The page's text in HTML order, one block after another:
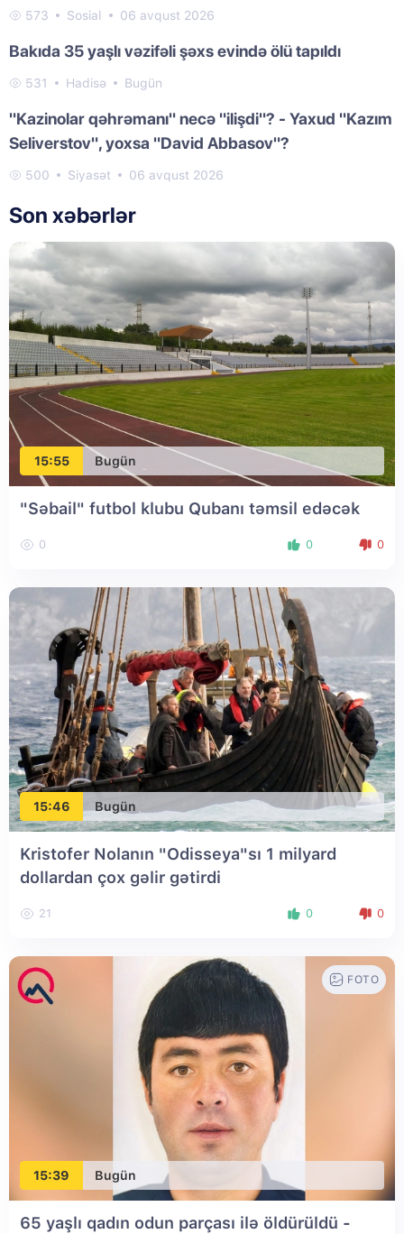
573 Sosial 06 avqust 2026
Bakıda 35 yaşlı vəzifəli şəxs evində ölü tapıldı
531 Hadisə Bugün
"Kazinolar qəhrəmanı" necə "ilişdi"? - Yaxud "Kazım
Seliverstov", yoxsa "David Abbasov"?
500 Siyasət 06 avqust 2026
Son xəbərlər
15:55 Bugün
"Səbail" futbol klubu Qubanı təmsil edəcək
0 0 0
15:46 Bugün
Kristofer Nolanın "Odisseya"sı 1 milyard
dollardan çox gəlir gətirdi
21 0 0
15:39 Bugün
FOTO
65 yaşlı qadın odun parçası ilə öldürüldü -